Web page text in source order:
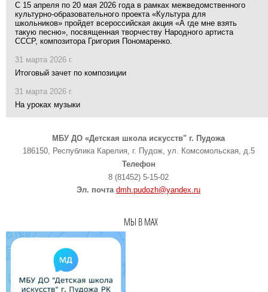
С 15 апреля по 20 мая 2026 года в рамках межведомственного
культурно-образовательного проекта «Культура для
школьников» пройдет всероссийская акция «А где мне взять
такую песню», посвященная творчеству Народного артиста
СССР, композитора Григория Пономаренко.
31 марта 2026 г.
Итоговый зачет по композиции
31 марта 2026 г.
На уроках музыки
МБУ ДО «Детская школа искусств" г. Пудожа
186150, Республика Карелия, г. Пудож, ул. Комсомольская, д.5
Телефон
8 (81452) 5-15-02
Эл. почта dmh.pudozh@yandex.ru
МЫ В MAX